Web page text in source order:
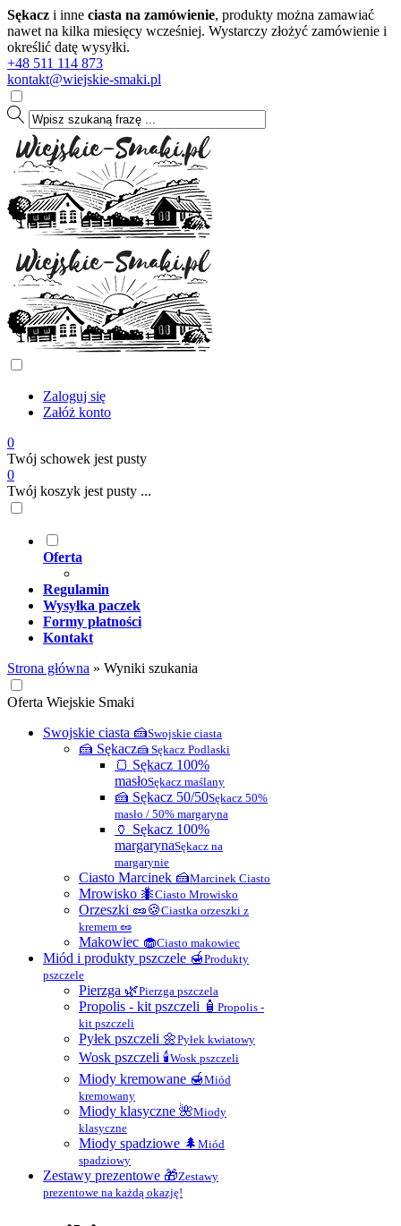
Sękacz i inne ciasta na zamówienie, produkty można zamawiać
nawet na kilka miesięcy wcześniej. Wystarczy złożyć zamówienie i
określić datę wysyłki.
+48 511 114 873
kontakt@wiejskie-smaki.pl
Zaloguj się
Załóż konto
0
Twój schowek jest pusty
0
Twój koszyk jest pusty ...
Oferta
Regulamin
Wysyłka paczek
Formy płatności
Kontakt
Strona główna » Wyniki szukania
Oferta Wiejskie Smaki
Swojskie ciasta 🍰Swojskie ciasta
🍰 Sękacz🍰 Sękacz Podlaski
🍞 Sękacz 100%
masłoSękacz maślany
🍰 Sękacz 50/50Sękacz 50%
masło / 50% margaryna
🏺 Sękacz 100%
margarynaSękacz na
margarynie
Ciasto Marcinek 🍰Marcinek Ciasto
Mrowisko 🐜Ciasto Mrowisko
Orzeszki 🥜🍪Ciastka orzeszki z
kremem 🥜
Makowiec 🧁Ciasto makowiec
Miód i produkty pszczele 🍯Produkty
pszczele
Pierzga 🌿Pierzga pszczela
Propolis - kit pszczeli 🧴 Propolis -
kit pszczeli
Pyłek pszczeli 🌼Pyłek kwiatowy
Wosk pszczeli 🕯Wosk pszczeli
Miody kremowane 🍯Miód
kremowany
Miody klasyczne 🌺Miody
klasyczne
Miody spadziowe 🌲 Miód
spadziowy
Zestawy prezentowe 🎁Zestawy
prezentowe na każdą okazję!